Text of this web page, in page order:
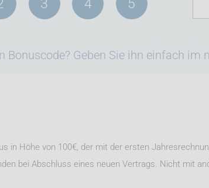
3 4 5
Bonuscode? Geben Sie ihn einfach im
in Höhe von 100€, der mit der ersten
bei Abschluss eines neuen Vertrags. Nicht mit